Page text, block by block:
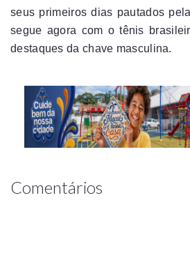
seus primeiros dias pautados
segue agora com o tênis
destaques da chave masculina.
Comentários